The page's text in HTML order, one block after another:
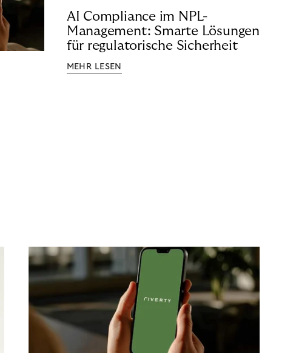
AI Compliance im NPL-
Management: Smarte Lösungen
für regulatorische Sicherheit
MEHR LESEN